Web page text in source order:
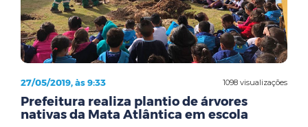
1098 visualizações
27/05/2019, às 9:33
Prefeitura realiza plantio de árvores
nativas da Mata Atlântica em escola